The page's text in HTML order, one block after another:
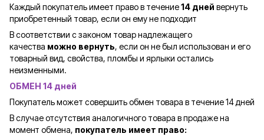
Каждый покупатель имеет право в течение14 дней вернуть
приобретенный товар, если он ему не подходит
В соответствии с законом товар надлежащего
качества можно вернуть, если он не был использован и его
товарный вид, свойства, пломбы и ярлыки остались
неизменными.
ОБМЕН 14 дней
Покупатель может совершить обмен товара в течение 14 дней
В случае отсутствия аналогичного товара в продаже на
момент обмена, покупатель имеет право: